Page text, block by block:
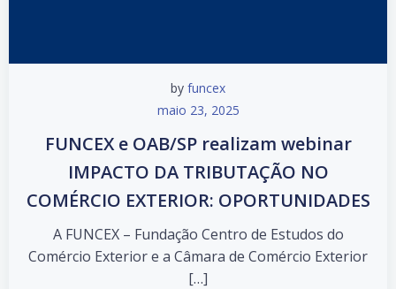
by funcex
maio 23, 2025
FUNCEX e OAB/SP realizam webinar
IMPACTO DA TRIBUTAÇÃO NO
COMÉRCIO EXTERIOR: OPORTUNIDADES
A FUNCEX – Fundação Centro de Estudos do
Comércio Exterior e a Câmara de Comércio Exterior
[…]